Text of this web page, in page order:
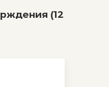
(12